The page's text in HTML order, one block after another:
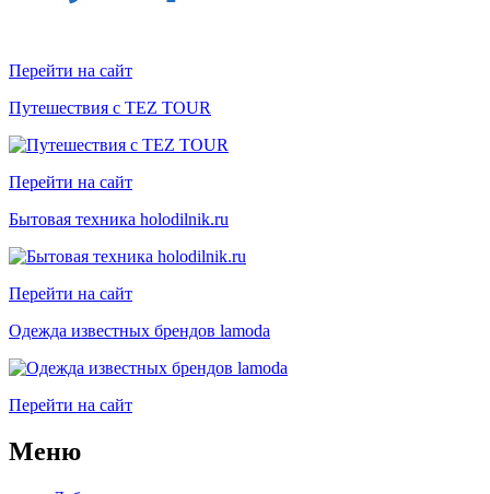
Перейти на сайт
Путешествия с TEZ TOUR
Перейти на сайт
Бытовая техника holodilnik.ru
Перейти на сайт
Одежда известных брендов lamoda
Перейти на сайт
Меню